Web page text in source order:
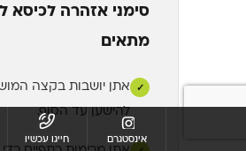
סימני אזהרה לכיסא
מתאים
✓
אתן יושבות בקצה
להישען עד הסוף.
חייגו עכשיו אינסטגרם